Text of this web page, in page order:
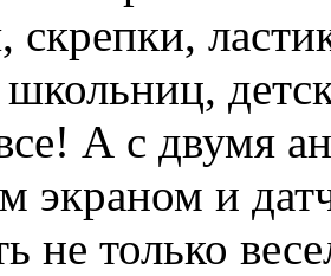
школьниц,
А с двумя
экраном и
не только